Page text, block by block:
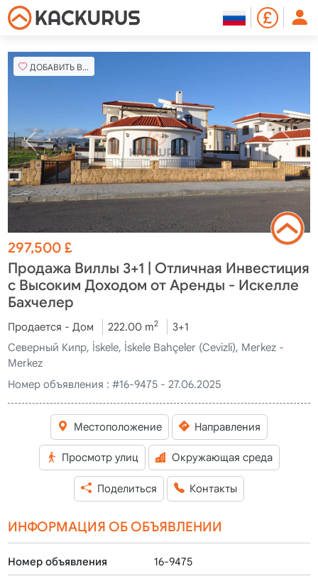
ДОБАВИТЬ В ИЗБРАННОЕ
297,500£
Продажа Виллы 3+1 | Отличная Инвестиция
с Высоким Доходом от Аренды - Искелле
Бахчелер
Продается - Дом 222.00 m2
3+1
Северный Кипр, İskele, İskele Bahçeler (Cevizli), Merkez -
Merkez
Номер объявления : #16-9475 - 27.06.2025
Местоположение Направления
Просмотр улиц Окружающая среда
Поделиться Контакты
ИНФОРМАЦИЯ ОБ ОБЪЯВЛЕНИИ
Номер объявления 16-9475